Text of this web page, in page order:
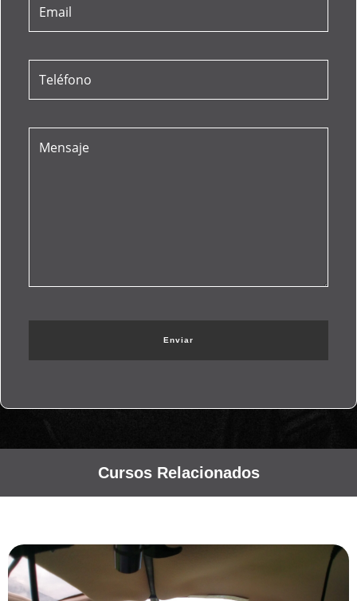
Cursos Relacionados